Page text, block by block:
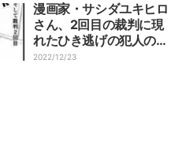
漫画家・サシダユキヒロ
さん、2回目の裁判に現
れたひき逃げの犯人の姿
「親が保釈金を払い、保
2022/12/23